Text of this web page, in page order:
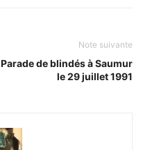
Note suivante
Parade de blindés à Saumur
le 29 juillet 1991